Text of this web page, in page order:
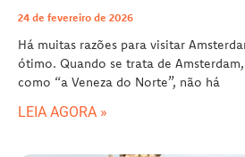
24 de fevereiro de 2026
Há muitas razões para visitar
ótimo. Quando se trata de
como “a Veneza do Norte”, não há
LEIA AGORA »